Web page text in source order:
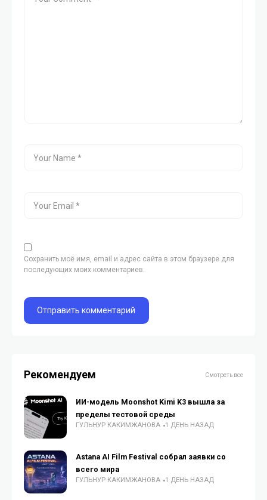
Сохранить моё имя, email и адрес сайта в этом браузере для
последующих моих комментариев.
Рекомендуем Смотреть все
ИИ-модель Moonshot Kimi K3 вышла за
пределы тестовой среды
ГУЛЬНУР КАКИМЖАНОВА 1 ДЕНЬ НАЗАД
Astana AI Film Festival собрал заявки со
всего мира
ГУЛЬНУР КАКИМЖАНОВА 1 ДЕНЬ НАЗАД